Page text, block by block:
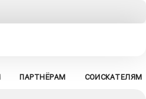
ПАРТНЁРАМ СОИСКАТЕЛЯМ